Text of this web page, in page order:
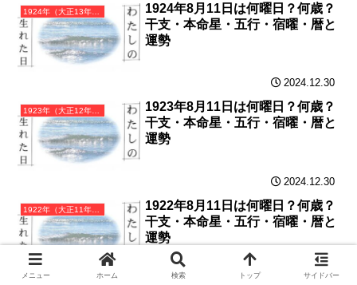
1924年（大正13年）甲子（きのえね）・子年カレンダー（月曜はじまり）
1924年8月11日は何曜日？何歳？
干支・本命星・五行・宿曜・暦と
運勢
2024.12.30
1923年（大正12年）癸亥（みずのとい）・亥年カレンダー（月曜はじまり）
1923年8月11日は何曜日？何歳？
干支・本命星・五行・宿曜・暦と
運勢
2024.12.30
1922年（大正11年）壬戌（みずのえいぬ）・戌年カレンダー（月曜はじまり）
1922年8月11日は何曜日？何歳？
干支・本命星・五行・宿曜・暦と
運勢
2024.12.29
メニュー ホーム 検索 トップ サイドバー